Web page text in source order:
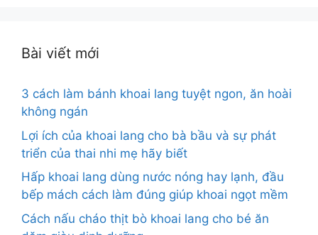
Bài viết mới
3 cách làm bánh khoai lang tuyệt ngon, ăn hoài
không ngán
Lợi ích của khoai lang cho bà bầu và sự phát
triển của thai nhi mẹ hãy biết
Hấp khoai lang dùng nước nóng hay lạnh, đầu
bếp mách cách làm đúng giúp khoai ngọt mềm
Cách nấu cháo thịt bò khoai lang cho bé ăn